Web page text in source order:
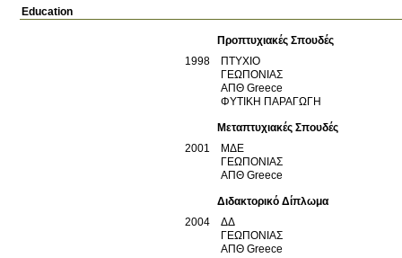
Education
Προπτυχιακές Σπουδές
1998
ΠΤΥΧΙΟ
ΓΕΩΠΟΝΙΑΣ
ΑΠΘ Greece
ΦΥΤΙΚΗ ΠΑΡΑΓΩΓΗ
Μεταπτυχιακές Σπουδές
2001
ΜΔΕ
ΓΕΩΠΟΝΙΑΣ
ΑΠΘ Greece
Διδακτορικό Δίπλωμα
2004
ΔΔ
ΓΕΩΠΟΝΙΑΣ
ΑΠΘ Greece